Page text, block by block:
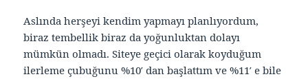
Aslında herşeyi kendim yapmayı planlıyordum,
biraz tembellik biraz da yoğunluktan dolayı
mümkün olmadı. Siteye geçici olarak koyduğum
ilerleme çubuğunu %10′ dan başlattım ve %11′ e bile